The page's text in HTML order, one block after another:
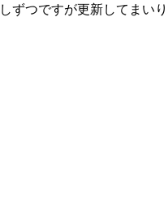
ずつですが更新してまい